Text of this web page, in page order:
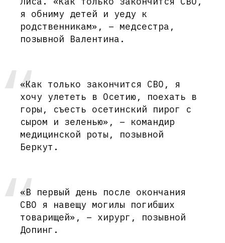
я обниму детей и уеду к
родственникам», – медсестра,
позывной Валентина.
«Как только закончится СВО, я
хочу улететь в Осетию, поехать в
горы, съесть осетинский пирог с
сыром и зеленью», – командир
медицинской роты, позывной
Беркут.
«В первый день после окончания
СВО я навещу могилы погибших
товарищей», – хирург, позывной
Допинг.